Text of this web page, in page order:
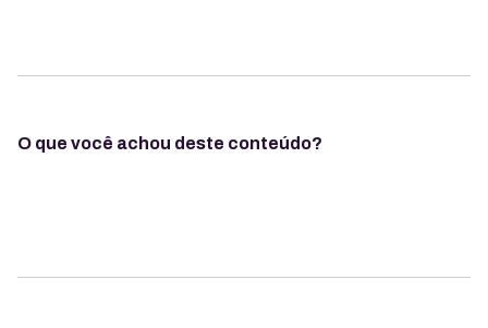
O que você achou deste conteúdo?